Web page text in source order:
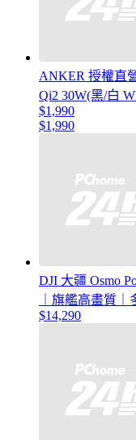
ANKER 授權直
Qi2 30W(黑/白
$1,990
$1,990
DJI 大疆 Osmo
｜旗艦高畫質
$14,290